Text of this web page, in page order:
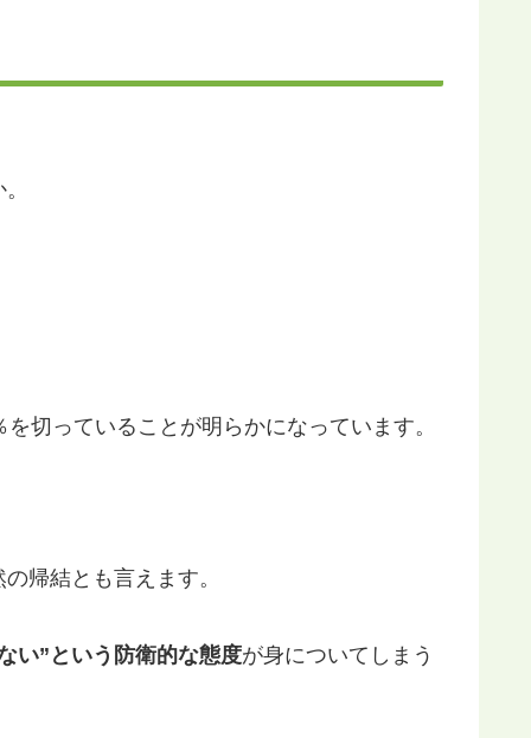
切っていることが明らかになっています。
帰結とも言えます。
い”という防衛的な態度が身についてしまう